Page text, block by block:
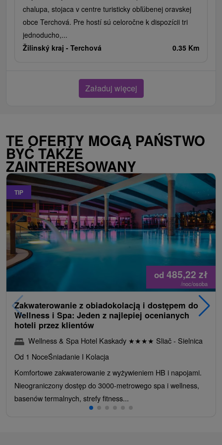
chalupa, stojaca v centre turisticky obľúbenej oravskej
obce Terchová. Pre hostí sú celoročne k dispozícii tri
jednoducho,...
Žilinský kraj - Terchová 0.35 Km
Załaduj więcej
TE OFERTY MOGĄ PAŃSTWO
BYĆ TAKŻE
ZAINTERESOWANY
TIP
od 485,22 zł
/noc/osoba
Zakwaterowanie z obiadokolacją i dostępem do
Wellness i Spa: Jeden z najlepiej ocenianych
hoteli przez klientów
Wellness & Spa Hotel Kaskady ★★★★ Sliač - Sielnica
Od 1 NoceŚniadanie I Kolacja
Komfortowe zakwaterowanie z wyżywieniem HB i napojami.
Nieograniczony dostęp do 3000-metrowego spa i wellness,
basenów termalnych, strefy fitness...